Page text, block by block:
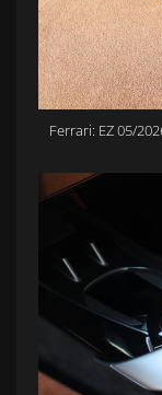
Ferrari: EZ 05/